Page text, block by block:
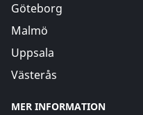
Göteborg
Malmö
Uppsala
Västerås
MER INFORMATION